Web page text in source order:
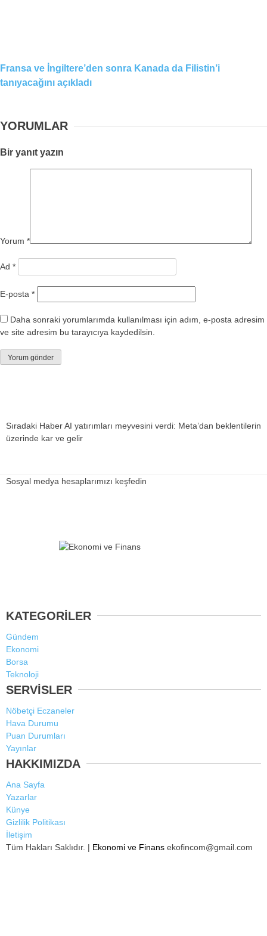
Fransa ve İngiltere’den sonra Kanada da Filistin’i
tanıyacağını açıkladı
YORUMLAR
Bir yanıt yazın
Yorum *
Ad *
E-posta *
Daha sonraki yorumlarımda kullanılması için adım, e-posta adresim
ve site adresim bu tarayıcıya kaydedilsin.
Sıradaki HaberAI yatırımları meyvesini verdi: Meta’dan beklentilerin
üzerinde kar ve gelir
Sosyal medya hesaplarımızı keşfedin
KATEGORİLER
Gündem
Ekonomi
Borsa
Teknoloji
SERVİSLER
Nöbetçi Eczaneler
Hava Durumu
Puan Durumları
Yayınlar
HAKKIMIZDA
Ana Sayfa
Yazarlar
Künye
Gizlilik Politikası
İletişim
Tüm Hakları Saklıdır. | Ekonomi ve Finans ekofincom@gmail.com